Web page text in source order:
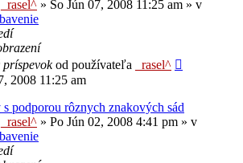
_rasel^ » So Jún 07, 2008 11:25 am » v
príspevokod používateľa
_rasel^
2008 11:25 am
podporou rôznych znakových sád
_rasel^ » Po Jún 02, 2008 4:41 pm » v